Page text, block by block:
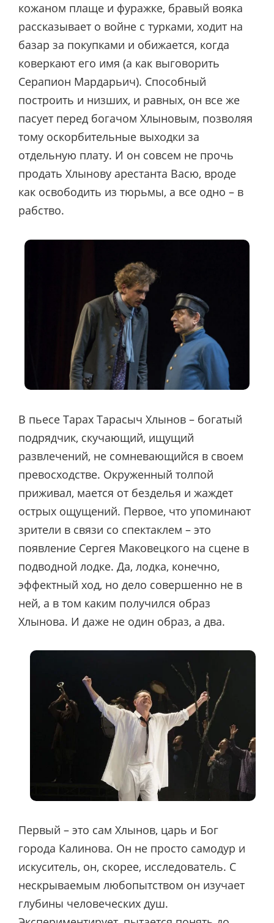
кожаном плаще и фуражке, бравый вояка
рассказывает о войне с турками, ходит на
базар за покупками и обижается, когда
коверкают его имя (а как выговорить
Серапион Мардарьич). Способный
построить и низших, и равных, он все же
пасует перед богачом Хлыновым, позволяя
тому оскорбительные выходки за
отдельную плату. И он совсем не прочь
продать Хлынову арестанта Васю, вроде
как освободить из тюрьмы, а все одно – в
рабство.
В пьесе Тарах Тарасыч Хлынов – богатый
подрядчик, скучающий, ищущий
развлечений, не сомневающийся в своем
превосходстве. Окруженный толпой
приживал, мается от безделья и жаждет
острых ощущений. Первое, что упоминают
зрители в связи со спектаклем – это
появление Сергея Маковецкого на сцене в
подводной лодке. Да, лодка, конечно,
эффектный ход, но дело совершенно не в
ней, а в том каким получился образ
Хлынова. И даже не один образ, а два.
Первый – это сам Хлынов, царь и Бог
города Калинова. Он не просто самодур и
искуситель, он, скорее, исследователь. С
нескрываемым любопытством он изучает
глубины человеческих душ.